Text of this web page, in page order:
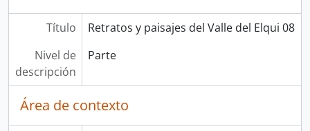
Título
Retratos y paisajes del Valle del Elqui 08
Nivel de
descripción
Parte
Área de contexto